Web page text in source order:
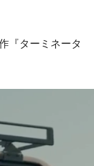
『ターミネータ